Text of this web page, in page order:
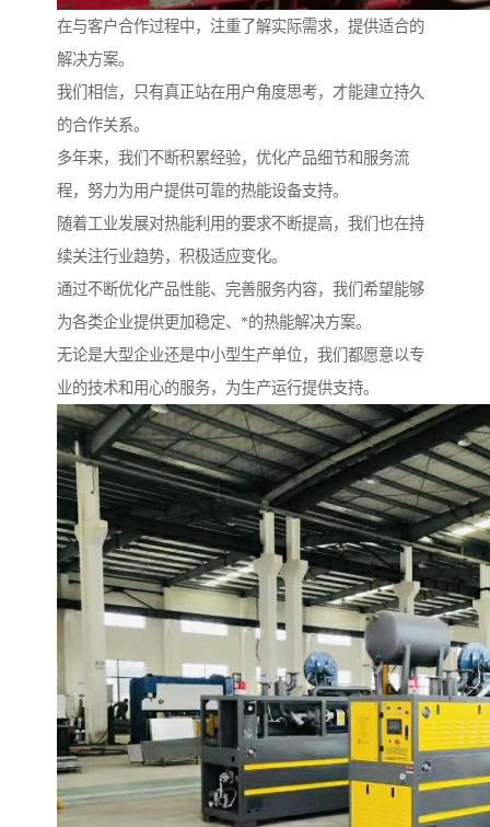
在与客户合作过程中，注重了解实际需求，提供适合的
解决方案。
我们相信，只有真正站在用户角度思考，才能建立持久
的合作关系。
多年来，我们不断积累经验，优化产品细节和服务流
程，努力为用户提供可靠的热能设备支持。
随着工业发展对热能利用的要求不断提高，我们也在持
续关注行业趋势，积极适应变化。
通过不断优化产品性能、完善服务内容，我们希望能够
为各类企业提供更加稳定、*的热能解决方案。
无论是大型企业还是中小型生产单位，我们都愿意以专
业的技术和用心的服务，为生产运行提供支持。